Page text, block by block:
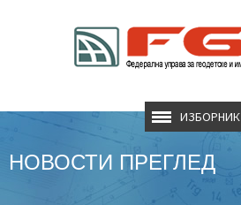
ИЗБОРНИК
НОВОСТИ ПРЕГЛЕД